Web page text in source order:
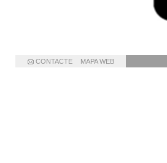
CONTACTE MAPA WEB